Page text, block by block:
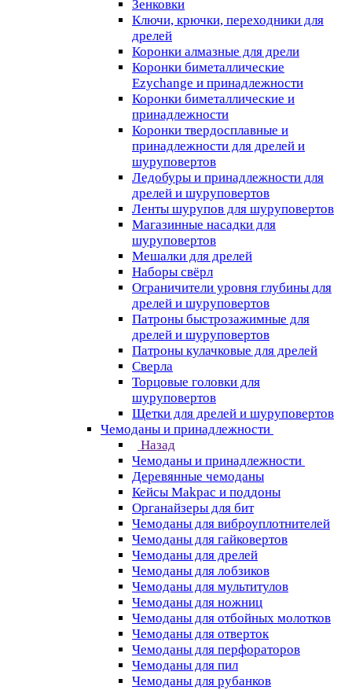
Зенковки
Ключи, крючки, переходники для
дрелей
Коронки алмазные для дрели
Коронки биметаллические
Ezychange и принадлежности
Коронки биметаллические и
принадлежности
Коронки твердосплавные и
принадлежности для дрелей и
шуруповертов
Ледобуры и принадлежности для
дрелей и шуруповертов
Ленты шурупов для шуруповертов
Магазинные насадки для
шуруповертов
Мешалки для дрелей
Наборы свёрл
Ограничители уровня глубины для
дрелей и шуруповертов
Патроны быстрозажимные для
дрелей и шуруповертов
Патроны кулачковые для дрелей
Сверла
Торцовые головки для
шуруповертов
Щетки для дрелей и шуруповертов
Чемоданы и принадлежности
Назад
Чемоданы и принадлежности
Деревянные чемоданы
Кейсы Makpac и поддоны
Органайзеры для бит
Чемоданы для виброуплотнителей
Чемоданы для гайковертов
Чемоданы для дрелей
Чемоданы для лобзиков
Чемоданы для мультитулов
Чемоданы для ножниц
Чемоданы для отбойных молотков
Чемоданы для отверток
Чемоданы для перфораторов
Чемоданы для пил
Чемоданы для рубанков